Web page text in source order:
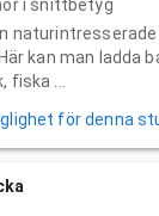
i snittbetyg
kan man ladda
...
för denna